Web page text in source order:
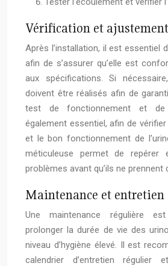
Vérification et ajustement
Après l’installation, il est essentiel
afin de s’assurer qu’elle est
aux spécifications. Si
doivent être réalisés afin de
test de fonctionnement et de
également essentiel, afin de
et le bon fonctionnement de
méticuleuse permet de
problèmes avant qu’ils ne prennent
Maintenance et entretien
Une maintenance régulière
prolonger la durée de vie des
niveau d’hygiène élevé. Il est
calendrier d’entretien régulier